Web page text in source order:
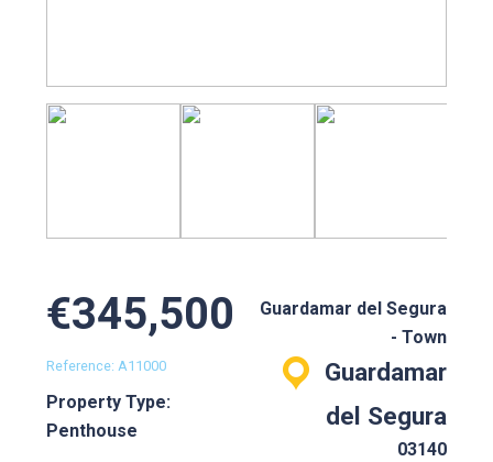
€345,500
Reference: A11000
Property Type:
Penthouse
Guardamar del Segura
- Town
Guardamar
del Segura
03140